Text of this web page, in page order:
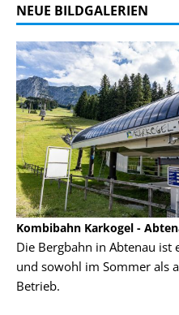
NEUE BILDGALERIEN
Kombibahn Karkogel -
Die Bergbahn in Abtenau ist
und sowohl im Sommer als
Betrieb.